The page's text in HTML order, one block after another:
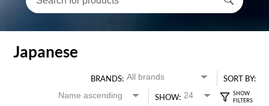
Japanese
BRANDS:
SORT BY:
SHOW: